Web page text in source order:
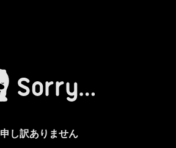
申し訳ありません